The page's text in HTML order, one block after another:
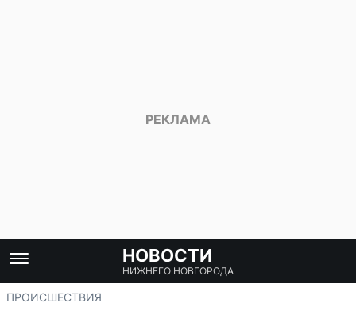
НОВОСТИ
НИЖНЕГО НОВГОРОДА
ПРОИСШЕСТВИЯ